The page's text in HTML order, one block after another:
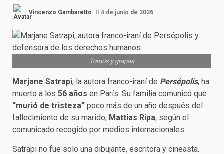
Vincenzo Gambaretto 4 de junio de 2026
Tomos y grapas
Marjane Satrapi, la autora franco-iraní de Persépolis, ha
muerto a los 56 años en París. Su familia comunicó que
“murió de tristeza” poco más de un año después del
fallecimiento de su marido, Mattias Ripa, según el
comunicado recogido por medios internacionales.
Satrapi no fue solo una dibujante, escritora y cineasta.